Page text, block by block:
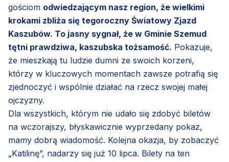
gościom odwiedzającym nasz region, że wielkimi
krokami zbliża się tegoroczny Światowy Zjazd
Kaszubów. To jasny sygnał, że w Gminie Szemud
tętni prawdziwa, kaszubska tożsamość. Pokazuje,
że mieszkają tu ludzie dumni ze swoich korzeni,
którzy w kluczowych momentach zawsze potrafią się
zjednoczyć i wspólnie działać na rzecz swojej małej
ojczyzny.
Dla wszystkich, którym nie udało się zdobyć biletów
na wczorajszy, błyskawicznie wyprzedany pokaz,
mamy dobrą wiadomość. Kolejna okazja, by zobaczyć
„Katilinę”, nadarzy się już 10 lipca. Bilety na ten